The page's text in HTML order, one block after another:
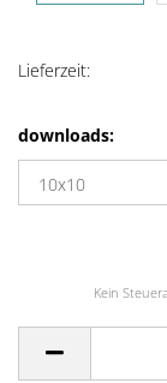
Lieferzeit:
downloads:
Kein